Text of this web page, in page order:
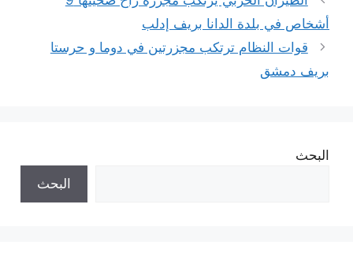
أشخاص في بلدة الدانا بريف إدلب
قوات النظام ترتكب مجزرتين في دوما و حرستا
بريف دمشق
البحث
البحث